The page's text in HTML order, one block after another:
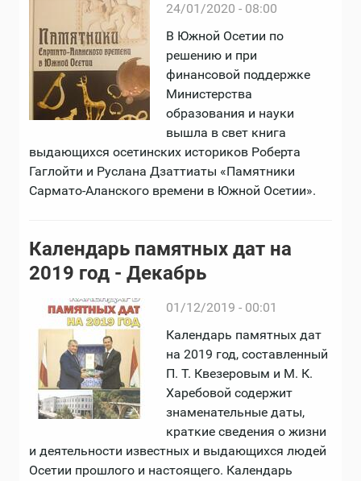
24/01/2020 - 08:00
В Южной Осетии по
решению и при
финансовой поддержке
Министерства
образования и науки
вышла в свет книга
выдающихся осетинских историков Роберта
Гаглойти и Руслана Дзаттиаты «Памятники
Сармато-Аланского времени в Южной Осетии».
Календарь памятных дат на
2019 год - Декабрь
01/12/2019 - 00:01
Календарь памятных дат
на 2019 год, составленный
П. Т. Квезеровым и М. К.
Харебовой содержит
знаменательные даты,
краткие сведения о жизни
и деятельности известных и выдающихся людей
Осетии прошлого и настоящего. Календарь